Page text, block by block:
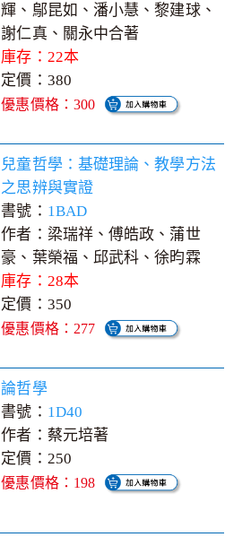
輝、鄔昆如、潘小慧、黎建球、
謝仁真、關永中合著
庫存：22本
定價：380
優惠價格：300
兒童哲學：基礎理論、教學方法
之思辨與實證
書號： 1BAD
作者：梁瑞祥、傅皓政、蒲世
豪、葉榮福、邱武科、徐昀霖
庫存：28本
定價：350
優惠價格：277
論哲學
書號： 1D40
作者：蔡元培著
定價：250
優惠價格：198